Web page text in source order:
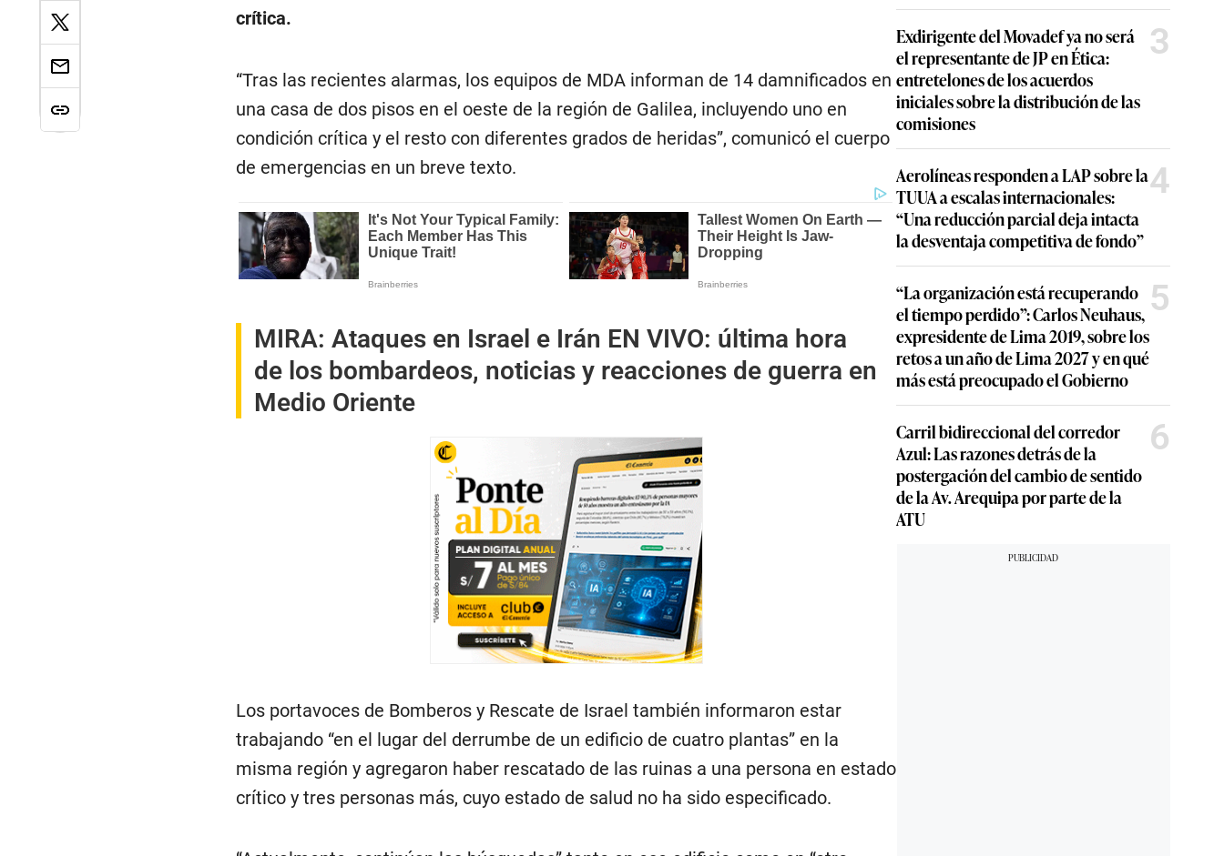
crítica.
“Tras las recientes alarmas, los equipos de MDA informan de 14 damnificados en
una casa de dos pisos en el oeste de la región de Galilea, incluyendo uno en
condición crítica y el resto con diferentes grados de heridas”, comunicó el cuerpo
de emergencias en un breve texto.
MIRA: Ataques en Israel e Irán EN VIVO: última hora
de los bombardeos, noticias y reacciones de guerra en
Medio Oriente
Los portavoces de Bomberos y Rescate de Israel también informaron estar
trabajando “en el lugar del derrumbe de un edificio de cuatro plantas” en la
misma región y agregaron haber rescatado de las ruinas a una persona en estado
crítico y tres personas más, cuyo estado de salud no ha sido especificado.
Exdirigente del Movadef ya no será
el representante de JP en Ética:
entretelones de los acuerdos
iniciales sobre la distribución de las
comisiones
3
Aerolíneas responden a LAP sobre la
TUUA a escalas internacionales:
“Una reducción parcial deja intacta
la desventaja competitiva de fondo”
4
“La organización está recuperando
el tiempo perdido”: Carlos Neuhaus,
expresidente de Lima 2019, sobre los
retos a un año de Lima 2027 y en qué
más está preocupado el Gobierno
5
Carril bidireccional del corredor
Azul: Las razones detrás de la
postergación del cambio de sentido
de la Av. Arequipa por parte de la
ATU
6